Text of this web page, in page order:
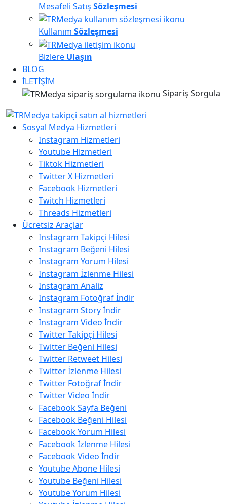
Mesafeli Satış Sözleşmesi
Kullanım Sözleşmesi
Bizlere Ulaşın
BLOG
İLETİŞİM
Sipariş Sorgula
Sosyal Medya Hizmetleri
Instagram Hizmetleri
Youtube Hizmetleri
Tiktok Hizmetleri
Twitter X Hizmetleri
Facebook Hizmetleri
Twitch Hizmetleri
Threads Hizmetleri
Ücretsiz Araçlar
Instagram Takipçi Hilesi
Instagram Beğeni Hilesi
Instagram Yorum Hilesi
Instagram İzlenme Hilesi
Instagram Analiz
Instagram Fotoğraf İndir
Instagram Story İndir
Instagram Video İndir
Twitter Takipçi Hilesi
Twitter Beğeni Hilesi
Twitter Retweet Hilesi
Twitter İzlenme Hilesi
Twitter Fotoğraf İndir
Twitter Video İndir
Facebook Sayfa Beğeni
Facebook Beğeni Hilesi
Facebook Yorum Hilesi
Facebook İzlenme Hilesi
Facebook Video İndir
Youtube Abone Hilesi
Youtube Beğeni Hilesi
Youtube Yorum Hilesi